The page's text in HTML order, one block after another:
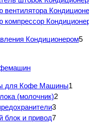
вентилятора
компрессор
Кондиционером5
для Кофе Машины1
(молочник)2
3
блок и привод7